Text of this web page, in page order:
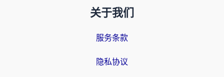
关于我们
服务条款
隐私协议